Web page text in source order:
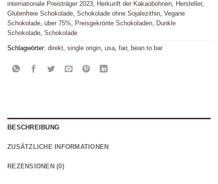
internationale Preisträger 2023 Herkunft der Kakaobohnen Hersteller,
Glutenfreie Schokolade Schokolade ohne Sojalezithin Vegane
Schokolade über 75% Preisgekrönte Schokoladen Dunkle
Schokolade Schokolade
Schlagwörter: direkt single origin usa fair, bean to bar
BESCHREIBUNG
ZUSÄTZLICHE INFORMATIONEN
REZENSIONEN (0)